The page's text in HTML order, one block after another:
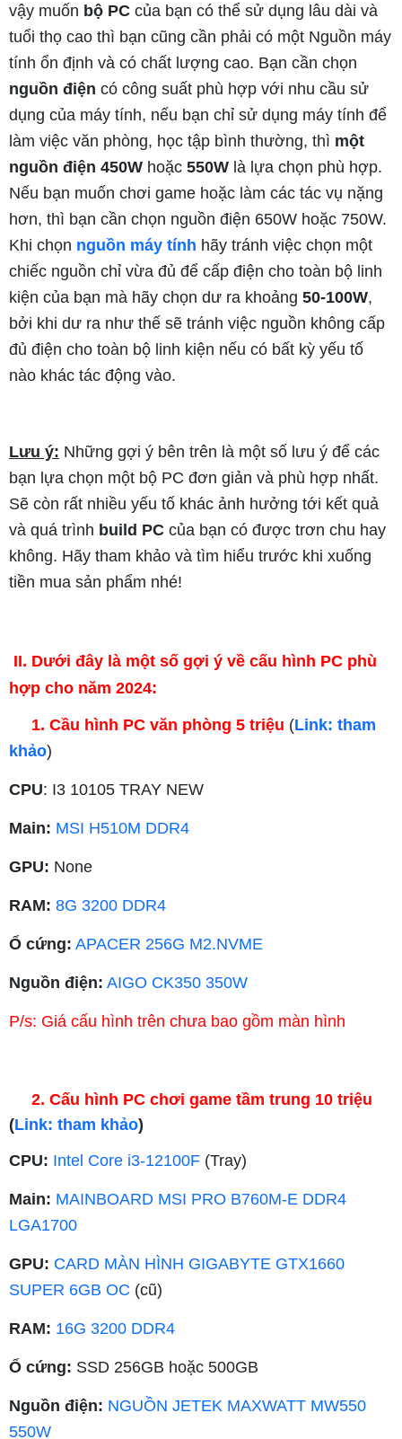
vậy muốn bộ PC của bạn có thể sử dụng lâu dài và
tuổi thọ cao thì bạn cũng cần phải có một Nguồn máy
tính ổn định và có chất lượng cao. Bạn cần chọn
nguồn điện có công suất phù hợp với nhu cầu sử
dụng của máy tính, nếu bạn chỉ sử dụng máy tính để
làm việc văn phòng, học tập bình thường, thì một
nguồn điện 450W hoặc 550W là lựa chọn phù hợp.
Nếu bạn muốn chơi game hoặc làm các tác vụ nặng
hơn, thì bạn cần chọn nguồn điện 650W hoặc 750W.
Khi chọn nguồn máy tính hãy tránh việc chọn một
chiếc nguồn chỉ vừa đủ để cấp điện cho toàn bộ linh
kiện của bạn mà hãy chọn dư ra khoảng 50-100W,
bởi khi dư ra như thế sẽ tránh việc nguồn không cấp
đủ điện cho toàn bộ linh kiện nếu có bất kỳ yếu tố
nào khác tác động vào.
Lưu ý: Những gợi ý bên trên là một số lưu ý để các
bạn lựa chọn một bộ PC đơn giản và phù hợp nhất.
Sẽ còn rất nhiều yếu tố khác ảnh hưởng tới kết quả
và quá trình build PC của bạn có được trơn chu hay
không. Hãy tham khảo và tìm hiểu trước khi xuống
tiền mua sản phẩm nhé!
II. Dưới đây là một số gợi ý về cấu hình PC phù
hợp cho năm 2024:
1. Cầu hình PC văn phòng 5 triệu (Link: tham
khảo)
CPU: I3 10105 TRAY NEW
Main: MSI H510M DDR4
GPU: None
RAM: 8G 3200 DDR4
Ổ cứng: APACER 256G M2.NVME
Nguồn điện: AIGO CK350 350W
P/s: Giá cấu hình trên chưa bao gồm màn hình
2. Cấu hình PC chơi game tầm trung 10 triệu
(Link: tham khảo)
CPU: Intel Core i3-12100F (Tray)
Main: MAINBOARD MSI PRO B760M-E DDR4
LGA1700
GPU: CARD MÀN HÌNH GIGABYTE GTX1660
SUPER 6GB OC (cũ)
RAM: 16G 3200 DDR4
Ổ cứng: SSD 256GB hoặc 500GB
Nguồn điện: NGUỒN JETEK MAXWATT MW550
550W